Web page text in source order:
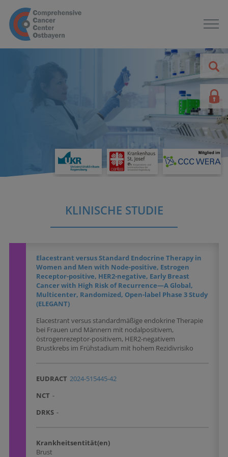
KLINISCHE STUDIE
Elacestrant versus Standard Endocrine Therapy in
Women and Men with Node-positive, Estrogen
Receptor-positive, HER2-negative, Early Breast
Cancer with High Risk of Recurrence—A Global,
Multicenter, Randomized, Open-label Phase 3 Study
(ELEGANT)
Elacestrant versus standardmäßige endokrine Therapie
bei Frauen und Männern mit nodalpositivem,
östrogenrezeptor-positivem, HER2-negativem
Brustkrebs im Frühstadium mit hohem Rezidivrisiko
EUDRACT 2024-515445-42
NCT -
DRKS -
Krankheitsentität(en)
Brust